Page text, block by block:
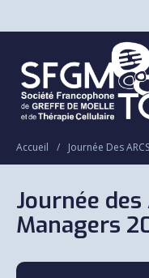
Fil d'Ariane
Accueil Journée Des
Journée des
Managers
Boutons